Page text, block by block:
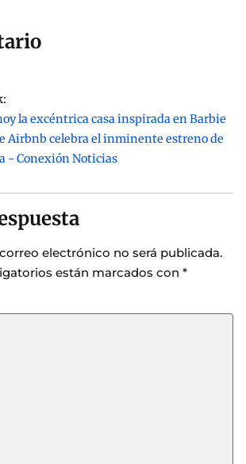
la excéntrica casa inspirada en Barbie
Airbnb celebra el inminente estreno de
- Conexión Noticias
electrónico no será publicada.
están marcados con *